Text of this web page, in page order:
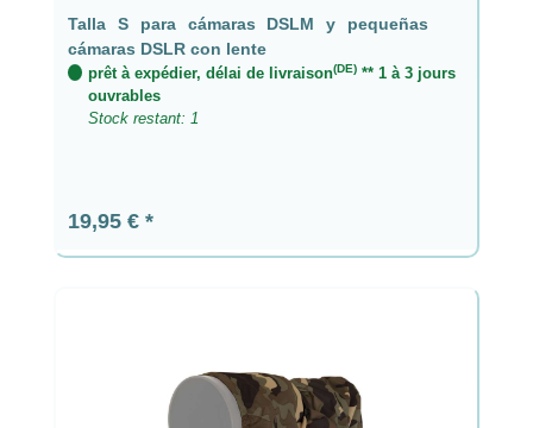
et petits reflex avec objectif jusqu'à 9 cm
Talla S para cámaras DSLM y pequeñas
cámaras DSLR con lente
prêt à expédier, délai de livraison(DE)** 1 à 3 jours
ouvrables
Stock restant: 1
Prix régulier :
19,95 €